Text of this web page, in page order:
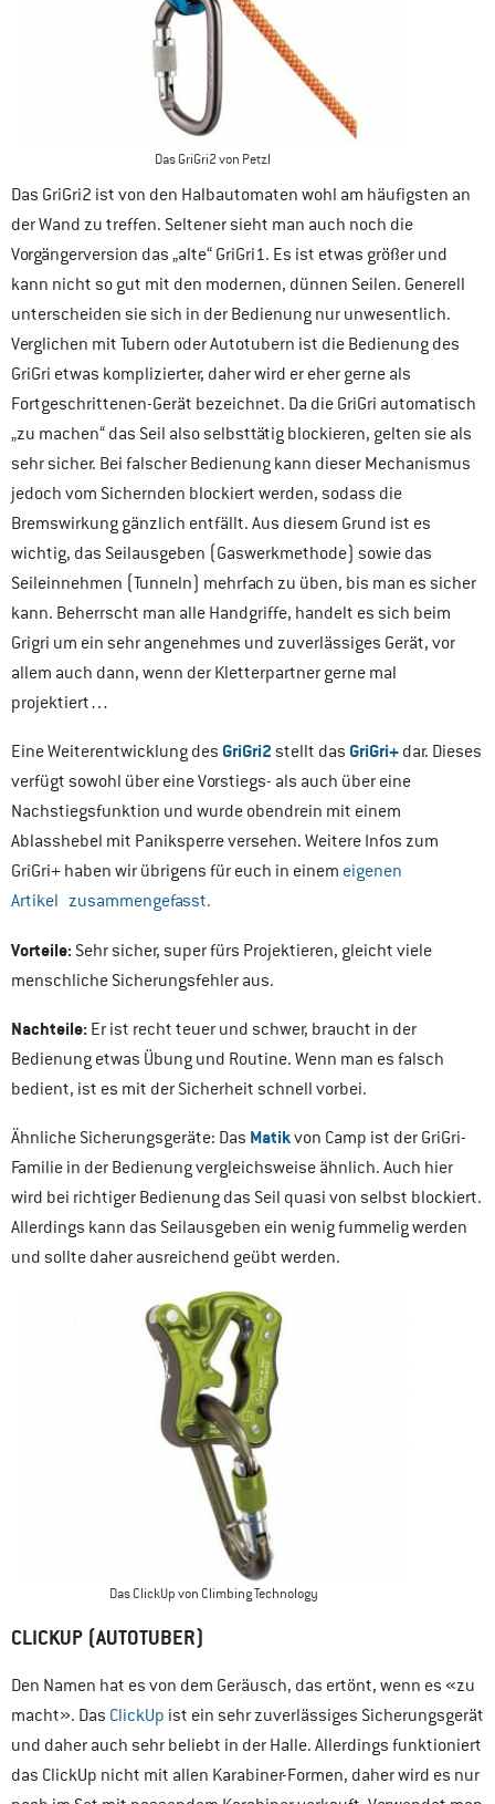
Das GriGri2 von Petzl
Das GriGri2 ist von den Halbautomaten wohl am häufigsten an
der Wand zu treffen. Seltener sieht man auch noch die
Vorgängerversion das „alte“ GriGri1. Es ist etwas größer und
kann nicht so gut mit den modernen, dünnen Seilen. Generell
unterscheiden sie sich in der Bedienung nur unwesentlich.
Verglichen mit Tubern oder Autotubern ist die Bedienung des
GriGri etwas komplizierter, daher wird er eher gerne als
Fortgeschrittenen-Gerät bezeichnet. Da die GriGri automatisch
„zu machen“ das Seil also selbsttätig blockieren, gelten sie als
sehr sicher. Bei falscher Bedienung kann dieser Mechanismus
jedoch vom Sichernden blockiert werden, sodass die
Bremswirkung gänzlich entfällt. Aus diesem Grund ist es
wichtig, das Seilausgeben (Gaswerkmethode) sowie das
Seileinnehmen (Tunneln) mehrfach zu üben, bis man es sicher
kann. Beherrscht man alle Handgriffe, handelt es sich beim
Grigri um ein sehr angenehmes und zuverlässiges Gerät, vor
allem auch dann, wenn der Kletterpartner gerne mal
projektiert…
Eine Weiterentwicklung des GriGri2 stellt das GriGri+ dar. Dieses
verfügt sowohl über eine Vorstiegs- als auch über eine
Nachstiegsfunktion und wurde obendrein mit einem
Ablasshebel mit Paniksperre versehen. Weitere Infos zum
GriGri+ haben wir übrigens für euch in einem eigenen
Artikel zusammengefasst.
Vorteile: Sehr sicher, super fürs Projektieren, gleicht viele
menschliche Sicherungsfehler aus.
Nachteile: Er ist recht teuer und schwer, braucht in der
Bedienung etwas Übung und Routine. Wenn man es falsch
bedient, ist es mit der Sicherheit schnell vorbei.
Ähnliche Sicherungsgeräte: Das Matikvon Camp ist der GriGri-
Familie in der Bedienung vergleichsweise ähnlich. Auch hier
wird bei richtiger Bedienung das Seil quasi von selbst blockiert.
Allerdings kann das Seilausgeben ein wenig fummelig werden
und sollte daher ausreichend geübt werden.
Das ClickUp von Climbing Technology
CLICKUP (AUTOTUBER)
Den Namen hat es von dem Geräusch, das ertönt, wenn es «zu
macht». Das ClickUp ist ein sehr zuverlässiges Sicherungsgerät
und daher auch sehr beliebt in der Halle. Allerdings funktioniert
das ClickUp nicht mit allen Karabiner-Formen, daher wird es nur